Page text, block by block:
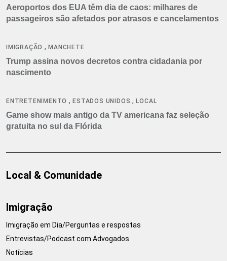
Aeroportos dos EUA têm dia de caos: milhares de
passageiros são afetados por atrasos e cancelamentos
IMIGRAÇÃO ,MANCHETE
Trump assina novos decretos contra cidadania por
nascimento
ENTRETENIMENTO ,ESTADOS UNIDOS ,LOCAL
Game show mais antigo da TV americana faz seleção
gratuita no sul da Flórida
Local & Comunidade
Imigração
Imigração em Dia/Perguntas e respostas
Entrevistas/Podcast com Advogados
Notícias